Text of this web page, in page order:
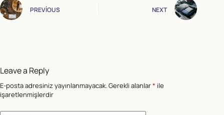
PREVIOUS NEXT
Leave a Reply
E-posta adresiniz yayınlanmayacak.Gerekli alanlar* ile
işaretlenmişlerdir